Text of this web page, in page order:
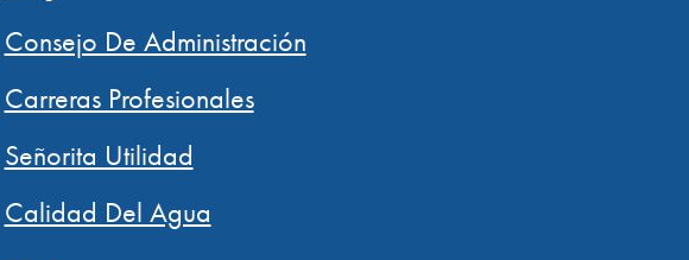
Consejo De Administración
Carreras Profesionales
Señorita Utilidad
Calidad Del Agua